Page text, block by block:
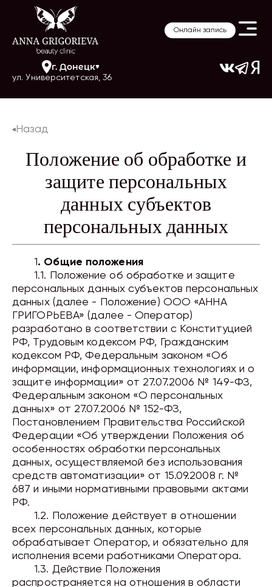
Онлайн запись
г.Донецк
ул. Университетская, 36
Назад
Положение об обработке и
защите персональных
данных субъектов
персональных данных
1. Общие положения
1.1. Положение об обработке и защите
персональных данных субъектов персональных
данных (далее - Положение) ООО «АННА
ГРИГОРЬЕВА» (далее - Оператор)
разработано в соответствии с Конституцией
РФ, Трудовым кодексом РФ, Гражданским
кодексом РФ, Федеральным законом «Об
информации, информационных технологиях и о
защите информации» от 27.07.2006 № 149-ФЗ,
Федеральным законом «О персональных
данных» от 27.07.2006 № 152-ФЗ,
Постановлением Правительства Российской
Федерации «Об утверждении Положения об
особенностях обработки персональных
данных, осуществляемой без использования
средств автоматизации» от 15.09.2008 г. №
687 и иными нормативными правовыми актами
РФ.
1.2. Положение действует в отношении
всех персональных данных, которые
обрабатывает Оператор, и обязательно для
исполнения всеми работниками Оператора.
1.3. Действие Положения
распространяется на отношения в области